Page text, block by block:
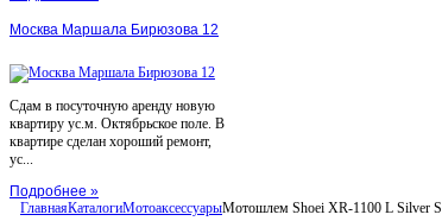
Москва Маршала Бирюзова 12
Сдам в посуточную аренду новую
квартиру ус.м. Октябрьское поле. В
квартире сделан хороший ремонт,
ус...
Подробнее »
ГлавнаяКаталогиМотоаксессуарыМотошлем Shoei XR-1100 L Silver S